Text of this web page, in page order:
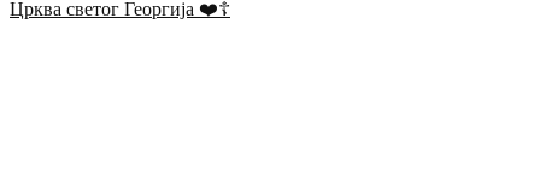
Црква светог Георгија ❤️☦️